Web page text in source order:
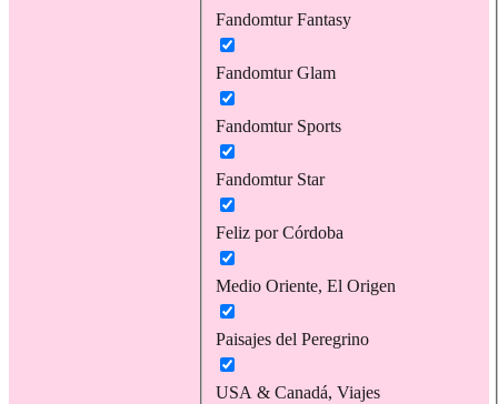
Fandomtur Fantasy
Fandomtur Glam
Fandomtur Sports
Fandomtur Star
Feliz por Córdoba
Medio Oriente, El Origen
Paisajes del Peregrino
USA & Canadá, Viajes